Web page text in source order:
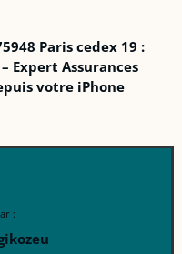
Paris cedex 19 :
Expert Assurances
votre iPhone
: